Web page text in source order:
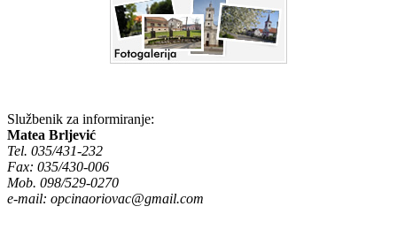
Službenik za informiranje:
Matea Brljević
Tel. 035/431-232
Fax: 035/430-006
Mob. 098/529-0270
e-mail: opcinaoriovac@gmail.com